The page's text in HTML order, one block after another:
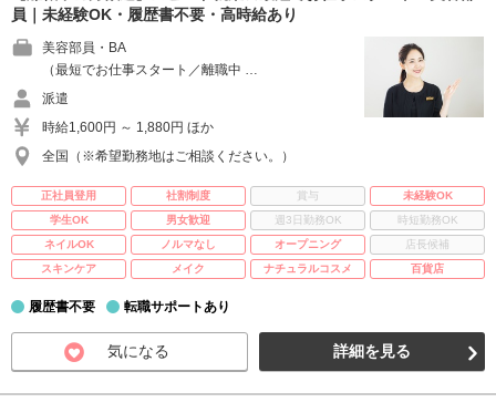
員｜未経験OK・履歴書不要・高時給あり
美容部員・BA
（最短でお仕事スタート／離職中 …
派遣
時給1,600円 ～ 1,880円 ほか
全国（※希望勤務地はご相談ください。）
正社員登用 社割制度 賞与
未経験OK
学生OK
男女歓迎 週3日勤務OK
時短勤務OK
ネイルOK
ノルマなし オープニング
店長候補
スキンケア
メイク ナチュラルコスメ 百貨店
履歴書不要 転職サポートあり
気になる 詳細を見る